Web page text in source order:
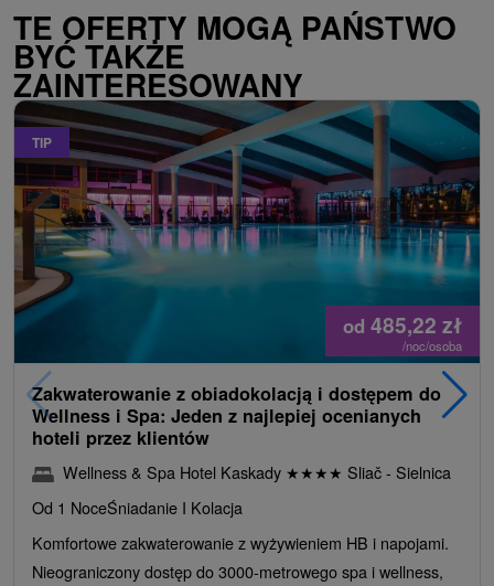
TE OFERTY MOGĄ PAŃSTWO
BYĆ TAKŻE
ZAINTERESOWANY
TIP
od 485,22 zł
/noc/osoba
Zakwaterowanie z obiadokolacją i dostępem do
Wellness i Spa: Jeden z najlepiej ocenianych
hoteli przez klientów
Wellness & Spa Hotel Kaskady ★★★★ Sliač - Sielnica
Od 1 NoceŚniadanie I Kolacja
Komfortowe zakwaterowanie z wyżywieniem HB i napojami.
Nieograniczony dostęp do 3000-metrowego spa i wellness,